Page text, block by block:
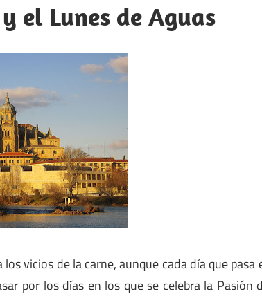
el Lunes de Aguas
vicios de la carne, aunque cada día que pasa
por los días en los que se celebra la Pasión